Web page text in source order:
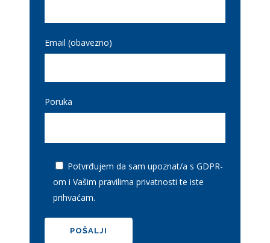
Email (obavezno)
Poruka
Potvrđujem da sam upoznat/a s GDPR-
om i Vašim pravilima privatnosti te iste
prihvaćam.